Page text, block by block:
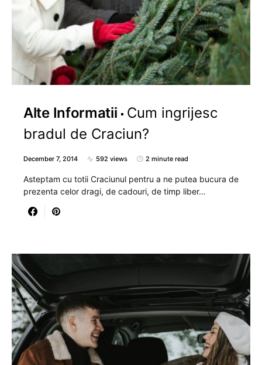
Alte Informatii
Cum ingrijesc
bradul de Craciun?
December 7, 2014 592 views 2 minute read
Asteptam cu totii Craciunul pentru a ne putea bucura de
prezenta celor dragi, de cadouri, de timp liber…